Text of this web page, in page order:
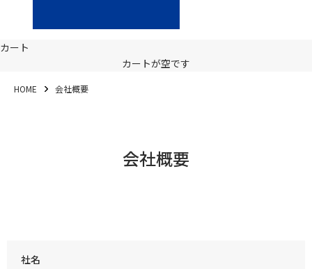
カート
カートが空です
HOME 会社概要
会社概要
社名